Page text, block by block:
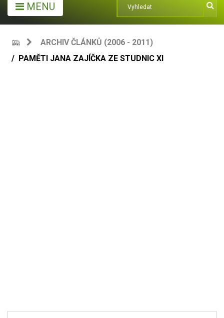
MENU
ARCHIV ČLÁNKŮ (2006 - 2011)
PAMĚTI JANA ZAJÍČKA ZE STUDNIC XI